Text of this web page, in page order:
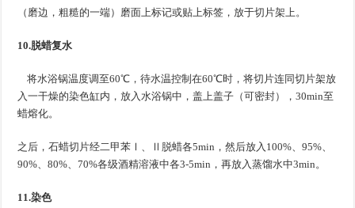
（磨边，粗糙的一端）磨面上标记或贴上标签，放于切片架上。
10.脱蜡复水
将水浴锅温度调至60℃，待水温控制在60℃时，将切片连同切片架放
入一干燥的染色缸内，放入水浴锅中，盖上盖子（可密封），30min至
蜡熔化。
之后，石蜡切片经二甲苯Ⅰ、Ⅱ脱蜡各5min，然后放入100%、95%、
90%、80%、70%各级酒精溶液中各3-5min，再放入蒸馏水中3min。
11.染色